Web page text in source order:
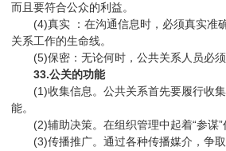
而且要符合公众的利益。
(4)真实 ：在沟通信息时，必须真实准
关系工作的生命线。
(5)保密：无论何时，公共关系人员必须
33.公关的功能
(1)收集信息。公共关系首先要履行收集
能。
(2)辅助决策。在组织管理中起着“参谋”
(3)传播推广。通过各种传播媒介，争取